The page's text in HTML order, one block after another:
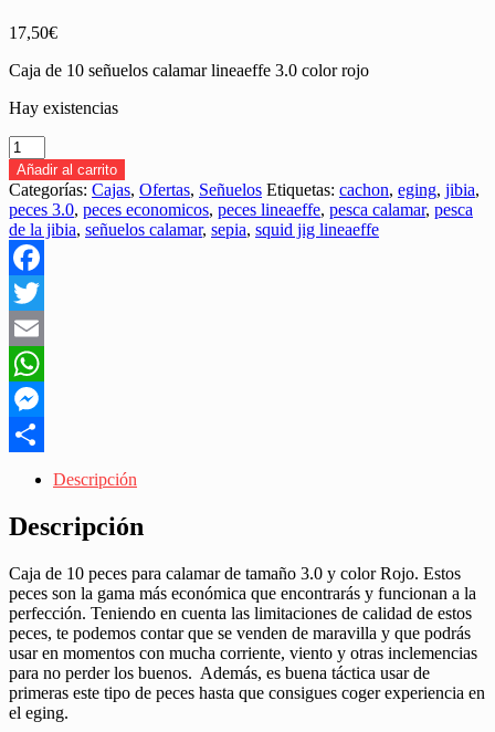
17,50€
Caja de 10 señuelos calamar lineaeffe 3.0 color rojo
Hay existencias
CAJA
PECES
LINEAEFFE
3.0
ROJO
cantidad
Añadir al carrito
Categorías: Cajas, Ofertas, Señuelos Etiquetas: cachon, eging, jibia,
peces 3.0, peces economicos, peces lineaeffe, pesca calamar, pesca
de la jibia, señuelos calamar, sepia, squid jig lineaeffe
Facebook
Twitter
Email
WhatsApp
Messenger
Descripción
Descripción
Caja de 10 peces para calamar de tamaño 3.0 y color Rojo. Estos
peces son la gama más económica que encontrarás y funcionan a la
perfección. Teniendo en cuenta las limitaciones de calidad de estos
peces, te podemos contar que se venden de maravilla y que podrás
usar en momentos con mucha corriente, viento y otras inclemencias
para no perder los buenos. Además, es buena táctica usar de
primeras este tipo de peces hasta que consigues coger experiencia en
el eging.